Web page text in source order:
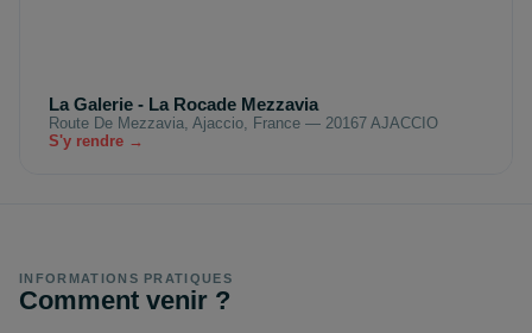
La Galerie - La Rocade Mezzavia
Route De Mezzavia, Ajaccio, France — 20167 AJACCIO
S'y rendre →
INFORMATIONS PRATIQUES
Comment venir ?